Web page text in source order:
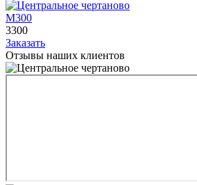
М300
3300
Заказать
Отзывы наших клиентов